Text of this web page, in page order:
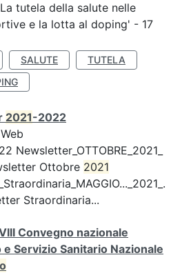
tutela della salute nelle
e la lotta al doping' - 17
SALUTE
TUTELA
2021-2022
Newsletter_OTTOBRE_2021_
Ottobre 2021
Straordinaria...
Convegno nazionale
e Servizio Sanitario Nazionale